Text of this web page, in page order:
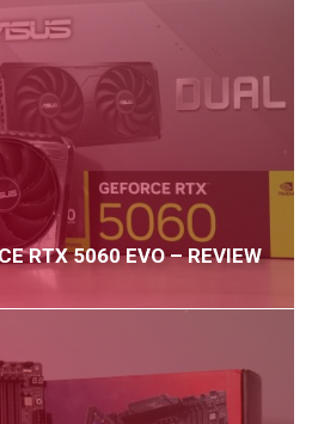
RTX 5060 EVO – REVIEW